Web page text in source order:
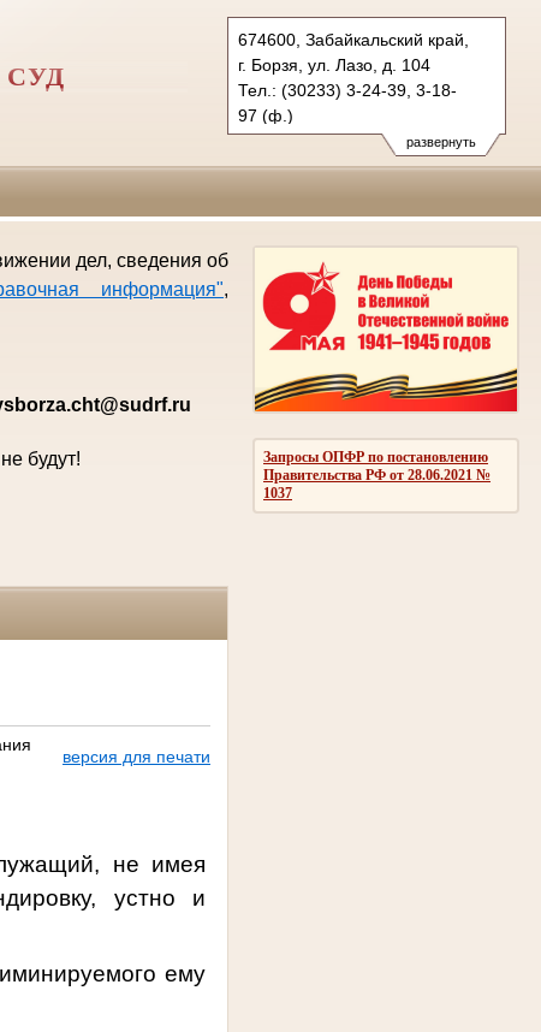
развернуть
674600, Забайкальский край,
г. Борзя, ул. Лазо, д. 104
Тел.: (30233) 3-24-39, 3-18-
97 (ф.)
gvsborza.cht@sudrf.ru
Запросы ОПФР по постановлению
Правительства РФ от 28.06.2021 №
1037
дел, сведения об
информация",
будут!
версия для печати
не имея
устно и
ему